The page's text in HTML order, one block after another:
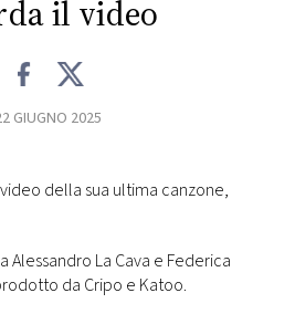
il video
GIUGNO 2025
della sua ultima canzone,
Alessandro La Cava e Federica
da Cripo e Katoo.